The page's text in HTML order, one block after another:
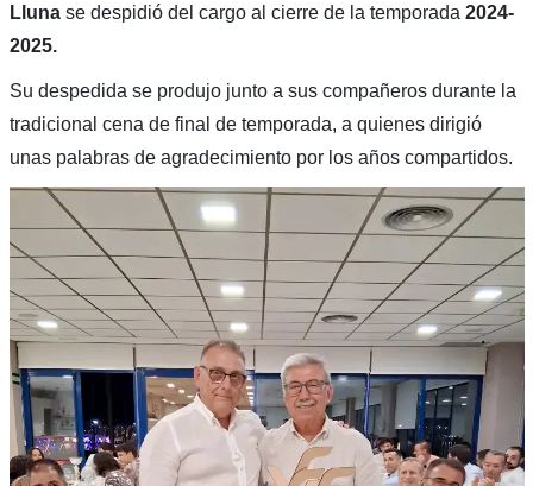
Llunase despidió del cargo al cierre de la temporada 2024-
2025.
Su despedida se produjo junto a sus compañeros durante la
tradicional cena de final de temporada, a quienes dirigió
unas palabras de agradecimiento por los años compartidos.